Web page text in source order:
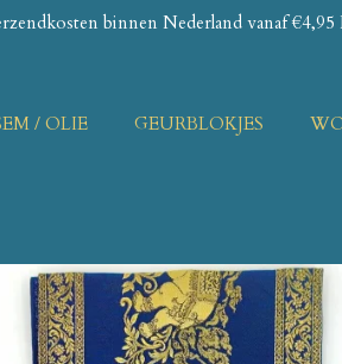
binnen Nederland vanaf €4,95
/ OLIE GEURBLOKJES